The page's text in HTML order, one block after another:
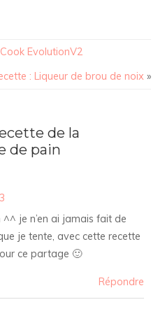
EvolutionV2
: Liqueur de brou de noix »
de la
de pain
je n’en ai jamais fait de
je tente, avec cette recette
ce partage 🙂
Répondre